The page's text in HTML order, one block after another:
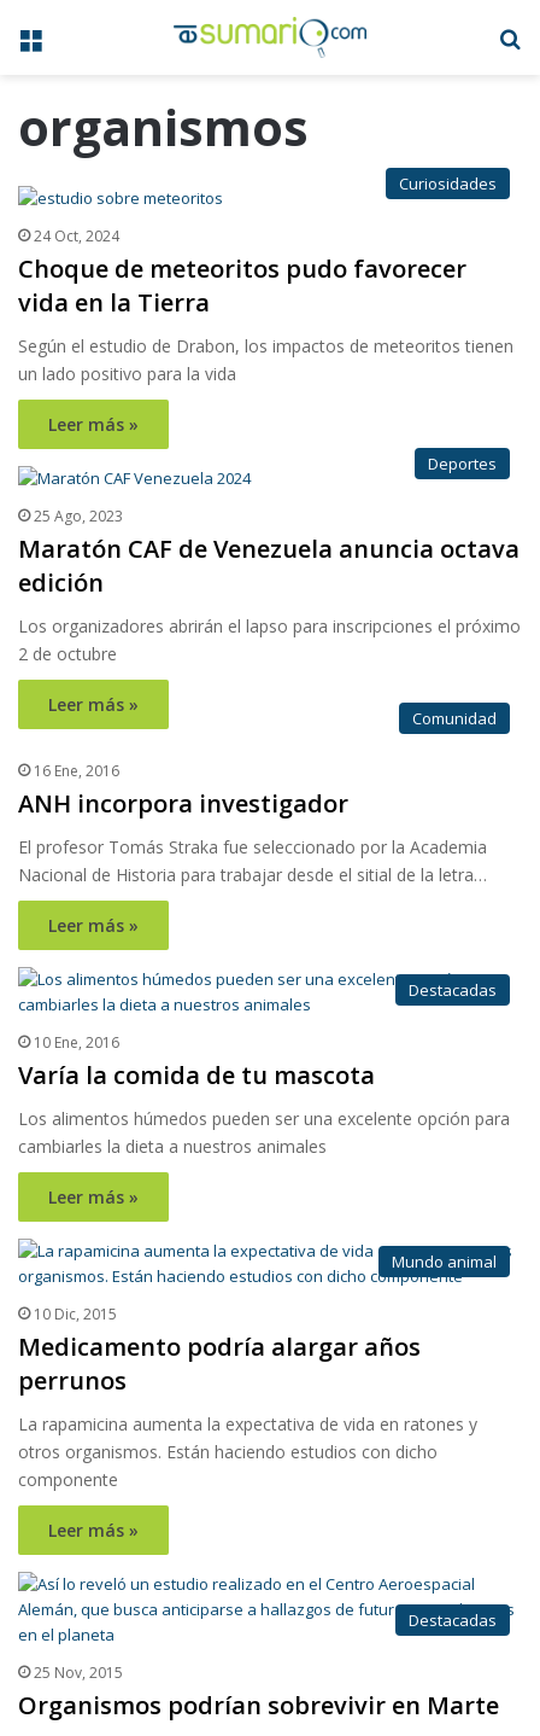
Menú
organismos
Curiosidades
24 Oct, 2024
Choque de meteoritos pudo favorecer
vida en la Tierra
Según el estudio de Drabon, los impactos de meteoritos tienen
un lado positivo para la vida
Leer más »
Deportes
25 Ago, 2023
Maratón CAF de Venezuela anuncia octava
edición
Los organizadores abrirán el lapso para inscripciones el próximo
2 de octubre
Leer más »
Comunidad
16 Ene, 2016
ANH incorpora investigador
El profesor Tomás Straka fue seleccionado por la Academia
Nacional de Historia para trabajar desde el sitial de la letra…
Leer más »
Destacadas
10 Ene, 2016
Varía la comida de tu mascota
Los alimentos húmedos pueden ser una excelente opción para
cambiarles la dieta a nuestros animales
Leer más »
Mundo animal
10 Dic, 2015
Medicamento podría alargar años
perrunos
La rapamicina aumenta la expectativa de vida en ratones y
otros organismos. Están haciendo estudios con dicho
componente
Leer más »
Destacadas
25 Nov, 2015
Organismos podrían sobrevivir en Marte